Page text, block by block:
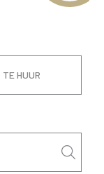
TE HUUR